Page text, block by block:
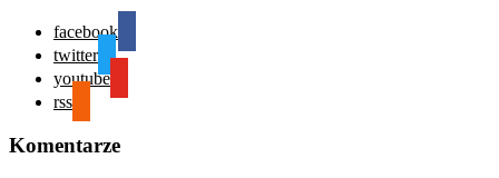
facebook
twitter
youtube
rss
Komentarze